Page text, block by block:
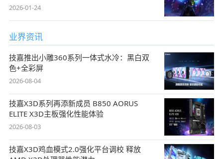
2026-01-24
业界资讯
技嘉推出小雕360系列一体式水冷：黑白双
色+全彩屏
2026-08-04
技嘉X3D系列再添新成员 B850 AORUS
ELITE X3D主板强化性能体验
2026-08-03
技嘉X3D鸡血模式2.0强化平台调校 释放